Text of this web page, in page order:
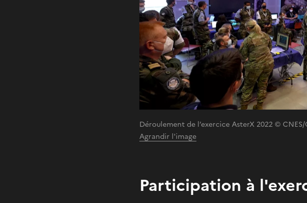
Déroulement de l’exercice AsterX 2022 ©
Agrandir l'image
Participation à